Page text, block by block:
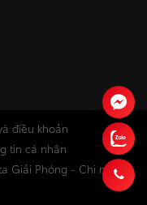
điều khoản
tin cá nhân
Giải Phóng - Chi nhánh